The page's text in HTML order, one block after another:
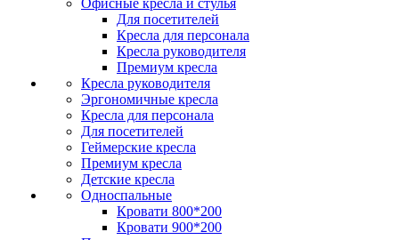
Офисные кресла и стулья
Для посетителей
Кресла для персонала
Кресла руководителя
Премиум кресла
Кресла руководителя
Эргономичные кресла
Кресла для персонала
Для посетителей
Геймерские кресла
Премиум кресла
Детские кресла
Односпальные
Кровати 800*200
Кровати 900*200